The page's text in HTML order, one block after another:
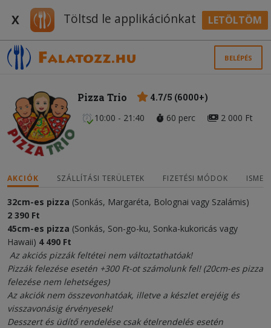
X Töltsd le applikációnkat LETÖLTÖM
BELÉPÉS
Pizza Trio
4.7/5 (6000+)
10:00 - 21:40
60 perc 2 000 Ft
AKCIÓK SZÁLLÍTÁSI TERÜLETEK FIZETÉSI MÓDOK
32cm-es pizza (Sonkás, Margaréta, Bolognai vagy Szalámis)
2 390 Ft
45cm-es pizza (Sonkás, Son-go-ku, Sonka-kukoricás vagy
Hawaii) 4490 Ft
Az akciós pizzák feltétei nem változtathatóak!
Pizzák felezése esetén +300 Ft-ot számolunk fel! (20cm-es pizza
felezése nem lehetséges)
Az akciók nem összevonhatóak, illetve a készlet erejéig és
visszavonásig érvényesek!
Desszert és üdítő rendelése csak ételrendelés esetén